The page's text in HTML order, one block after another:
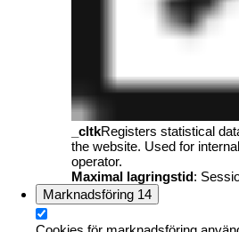
_cltkRegisters statistical
the website. Used for
operator.
Maximal lagringstid:
Marknadsföring 14